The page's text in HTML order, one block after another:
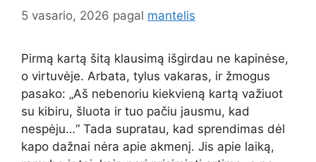
5 vasario, 2026 pagal mantelis
Pirmą kartą šitą klausimą išgirdau ne kapinėse,
o virtuvėje. Arbata, tylus vakaras, ir žmogus
pasako: „Aš nebenoriu kiekvieną kartą važiuot
su kibiru, šluota ir tuo pačiu jausmu, kad
nespėju…“ Tada supratau, kad sprendimas dėl
kapo dažnai nėra apie akmenį. Jis apie laiką,